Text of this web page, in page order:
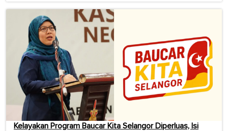
Kelayakan Program Baucar Kita Selangor Diperluas, Isi